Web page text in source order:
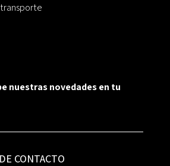
nuestras novedades en tu
CONTACTO